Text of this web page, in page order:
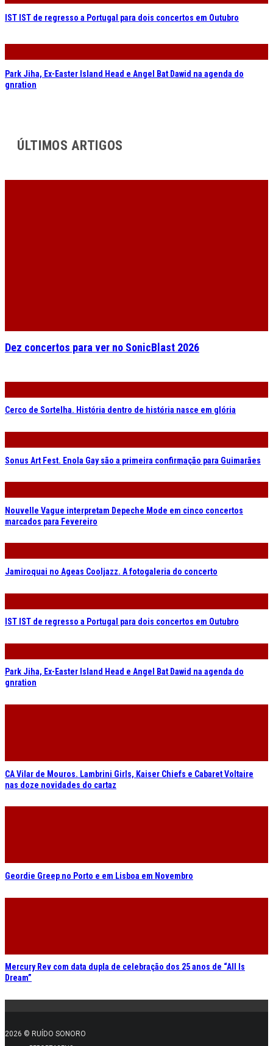
IST IST de regresso a Portugal para dois concertos em Outubro
Park Jiha, Ex-Easter Island Head e Angel Bat Dawid na agenda do
gnration
ÚLTIMOS ARTIGOS
Dez concertos para ver no SonicBlast 2026
Cerco de Sortelha. História dentro de história nasce em glória
Sonus Art Fest. Enola Gay são a primeira confirmação para Guimarães
Nouvelle Vague interpretam Depeche Mode em cinco concertos
marcados para Fevereiro
Jamiroquai no Ageas Cooljazz. A fotogaleria do concerto
IST IST de regresso a Portugal para dois concertos em Outubro
Park Jiha, Ex-Easter Island Head e Angel Bat Dawid na agenda do
gnration
CA Vilar de Mouros. Lambrini Girls, Kaiser Chiefs e Cabaret Voltaire
nas doze novidades do cartaz
Geordie Greep no Porto e em Lisboa em Novembro
Mercury Rev com data dupla de celebração dos 25 anos de “All Is
Dream”
2026 © RUÍDO SONORO